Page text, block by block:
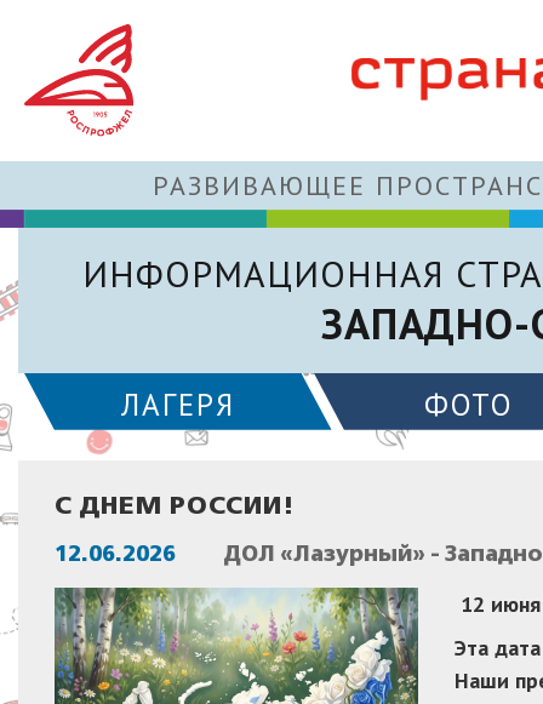
РАЗВИВАЮЩЕЕ
ИНФОРМАЦИОННАЯ
ЛАГЕРЯ ФОТО
С ДНЕМ РОССИИ!
12.06.2026 ДОЛ «Лазурный» -
12
Эта
Наши